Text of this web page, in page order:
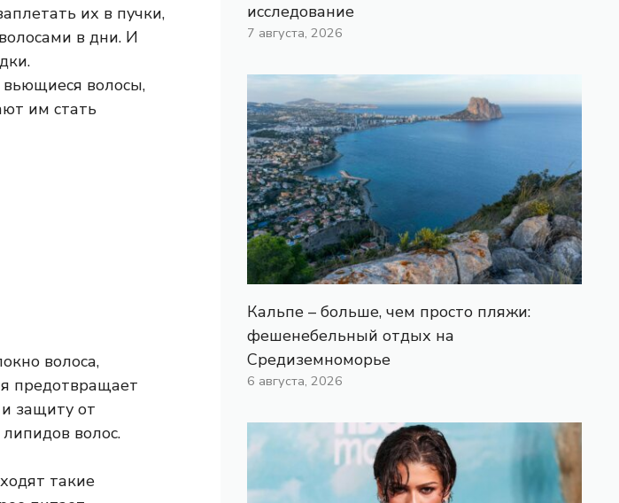
их в пучки,
в дни. И
волосы,
им стать
волоса,
предотвращает
защиту от
волос.
такие
исследование
7 августа, 2026
Кальпе – больше, чем просто пляжи:
фешенебельный отдых на
Средиземноморье
6 августа, 2026